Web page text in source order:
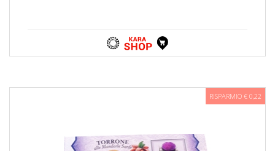
RISPARMIO € 0,22